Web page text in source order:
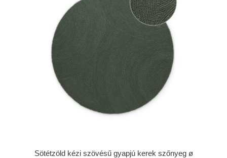
Sötétzöld kézi szövésű gyapjú kerek szőnyeg ø